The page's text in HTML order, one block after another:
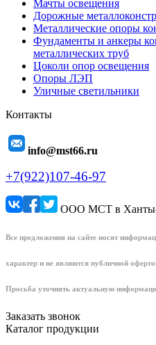
Мачты освещения
Дорожные
Металлические опоры
Фундаменты и анкеры
металлических труб
Цоколи опор освещения
Опоры ЛЭП
Уличные светильники
Контакты
info@mst66.ru
+7(922)107-46-97
ООО МСТ в
Все предложения на сайте носят
характер и не являются публичной
Просьба уточнять актуальную
Заказать звонок
Каталог продукции